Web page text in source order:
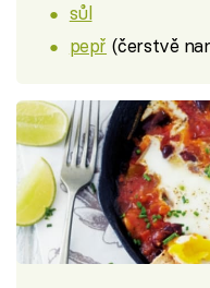
sůl
pepř (čerstvě